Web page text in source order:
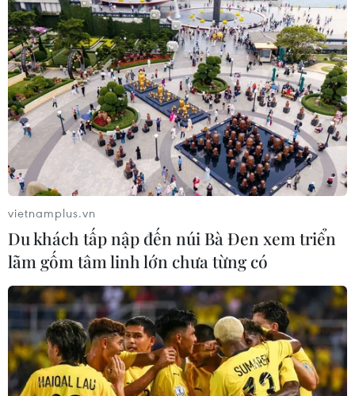
vietnamplus.vn
Du khách tấp nập đến núi Bà Đen xem triển
lãm gốm tâm linh lớn chưa từng có